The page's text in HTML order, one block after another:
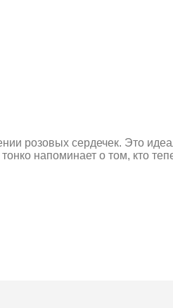
розовых сердечек. Это
напоминает о том, кто